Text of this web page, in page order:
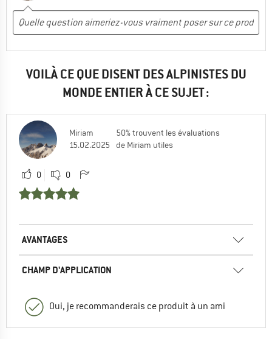
VOILÀ CE QUE DISENT DES ALPINISTES DU
MONDE ENTIER À CE SUJET :
Miriam
15.02.2025
50% trouvent les évaluations
de Miriam utiles
0 0
AVANTAGES
CHAMP D'APPLICATION
Oui, je recommanderais ce produit à un ami